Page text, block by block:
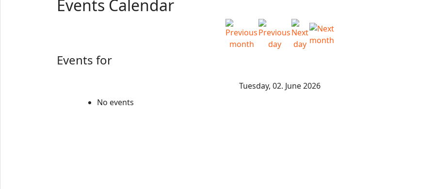
Events Calendar
Events for
Tuesday, 02. June 2026
No events